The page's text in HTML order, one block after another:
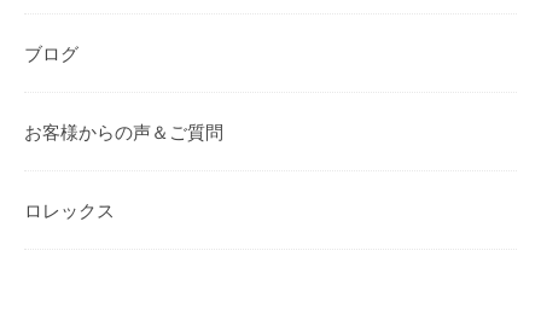
ブログ
お客様からの声＆ご質問
ロレックス